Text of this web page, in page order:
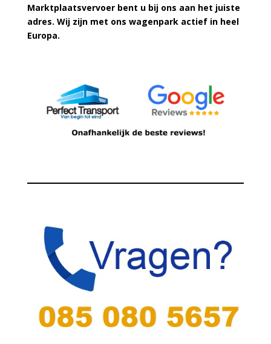
Marktplaatsvervoer bent u bij ons aan het juiste
adres. Wij zijn met ons wagenpark actief in heel
Europa.